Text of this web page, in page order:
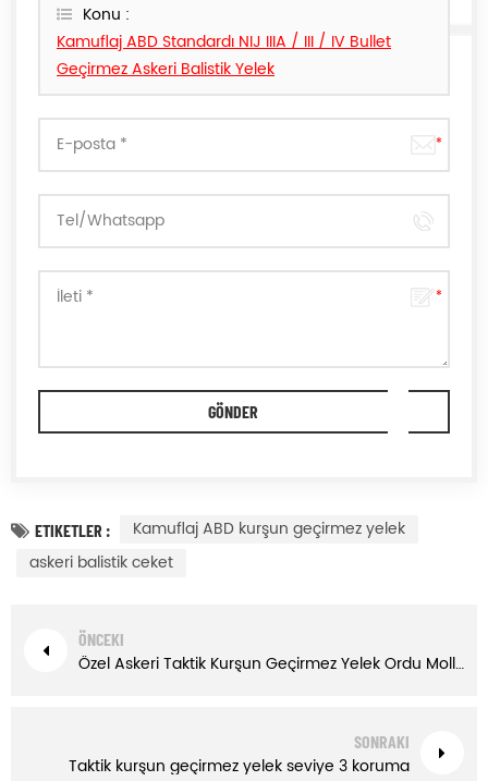
Konu :
Kamuflaj ABD Standardı NIJ IIIA / III / IV Bullet
Geçirmez Askeri Balistik Yelek
ETIKETLER :
Kamuflaj ABD kurşun geçirmez yelek
askeri balistik ceket
ÖNCEKI
Özel Askeri Taktik Kurşun Geçirmez Yelek Ordu Molle Hızlı Yayın Seramik Plaka
SONRAKI
Taktik kurşun geçirmez yelek seviye 3 koruma